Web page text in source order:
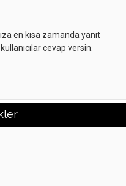
en kısa zamanda yanıt
cevap versin.